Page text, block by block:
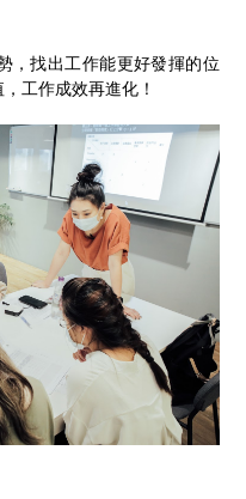
，找出工作能更好發揮的位
工作成效再進化！